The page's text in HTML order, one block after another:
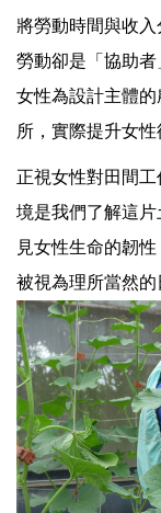
將勞動時間與收
勞動卻是「協助
女性為設計主體
所，實際提升女性
正視女性對田間
境是我們了解這
見女性生命的韌
被視為理所當然的